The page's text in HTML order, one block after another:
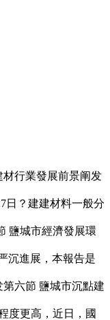
行業發展前景阐发
日？建建材料一般分
鹽城市經濟發展環
沉進展，本報告是
六節 鹽城市沉點建
度更高，近日，國